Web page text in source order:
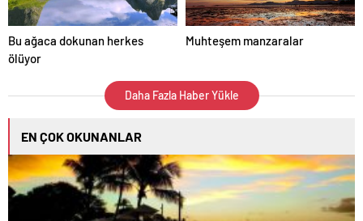
Bu ağaca dokunan herkes
ölüyor
Muhteşem manzaralar
Daha Fazla Haber Yükle
EN ÇOK OKUNANLAR